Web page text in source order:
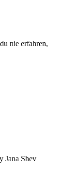
nie erfahren,
Jana Shev